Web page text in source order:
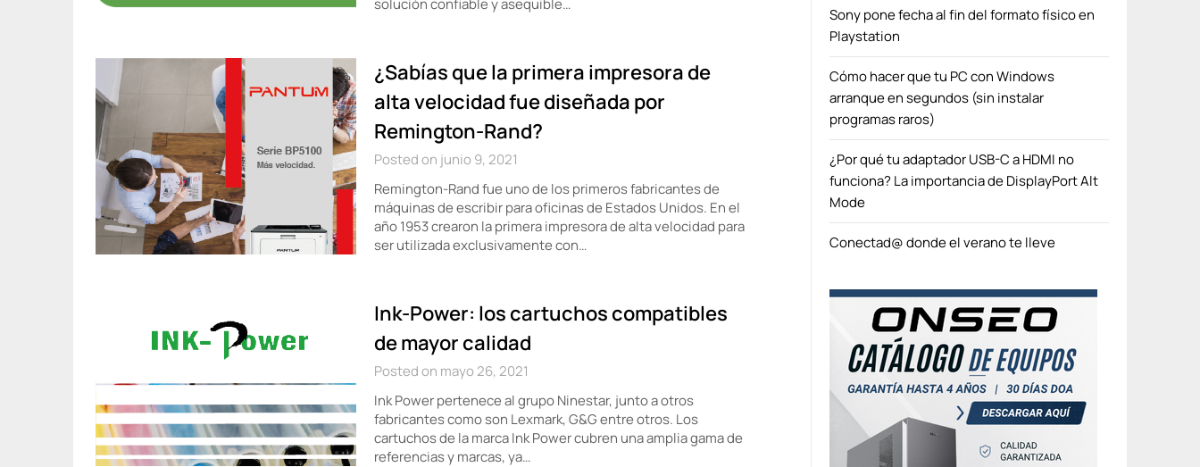
solución confiable y asequible…
¿Sabías que la primera impresora de
alta velocidad fue diseñada por
Remington-Rand?
Posted on junio 9, 2021
Remington-Rand fue uno de los primeros fabricantes de
máquinas de escribir para oficinas de Estados Unidos. En el
año 1953 crearon la primera impresora de alta velocidad para
ser utilizada exclusivamente con…
Ink-Power: los cartuchos compatibles
de mayor calidad
Posted on mayo 26, 2021
Ink Power pertenece al grupo Ninestar, junto a otros
fabricantes como son Lexmark, G&G entre otros. Los
cartuchos de la marca Ink Power cubren una amplia gama de
referencias y marcas, ya…
Sony pone fecha al fin del formato físico en
Playstation
Cómo hacer que tu PC con Windows
arranque en segundos (sin instalar
programas raros)
¿Por qué tu adaptador USB-C a HDMI no
funciona? La importancia de DisplayPort Alt
Mode
Conectad@ donde el verano te lleve